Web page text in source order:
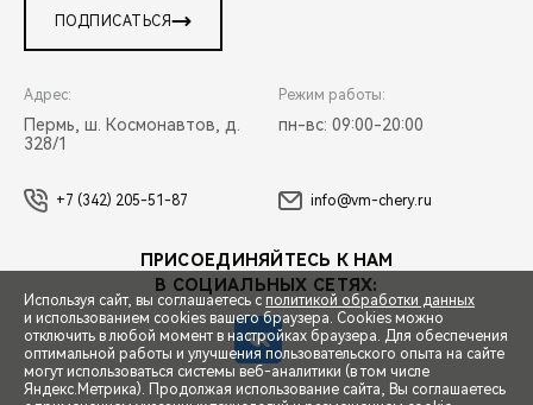
СПЕЦПРЕДЛОЖЕНИЯ
ПОДПИСАТЬСЯ
Адрес:
Пермь, ш. Космонавтов, д.
328/1
Режим работы:
пн-вс: 09:00-20:00
+7 (342) 205-51-87 info@vm-chery.ru
ПРИСОЕДИНЯЙТЕСЬ К НАМ
В СОЦИАЛЬНЫХ СЕТЯХ:
Используя сайт, вы соглашаетесь с политикой обработки данных
и использованием cookies вашего браузера. Cookies можно
отключить в любой момент в настройках браузера. Для обеспечения
оптимальной работы и улучшения пользовательского опыта на сайте
могут использоваться системы веб-аналитики (в том числе
Яндекс.Метрика). Продолжая использование сайта, Вы соглашаетесь